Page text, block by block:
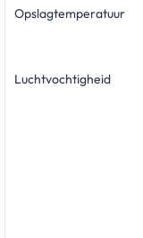
Opslagtemperatuur
Luchtvochtigheid